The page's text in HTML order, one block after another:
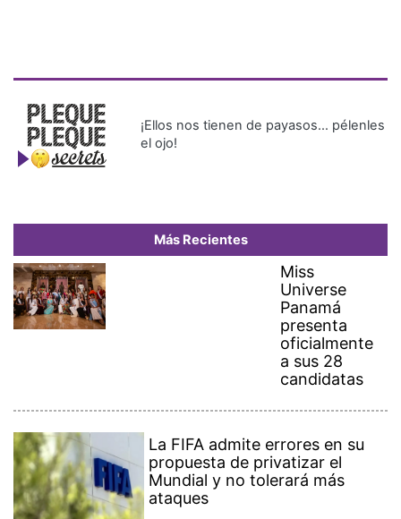
¡Ellos nos tienen de payasos… pélenles
el ojo!
Más Recientes
Miss
Universe
Panamá
presenta
oficialmente
a sus 28
candidatas
La FIFA admite errores en su
propuesta de privatizar el
Mundial y no tolerará más
ataques